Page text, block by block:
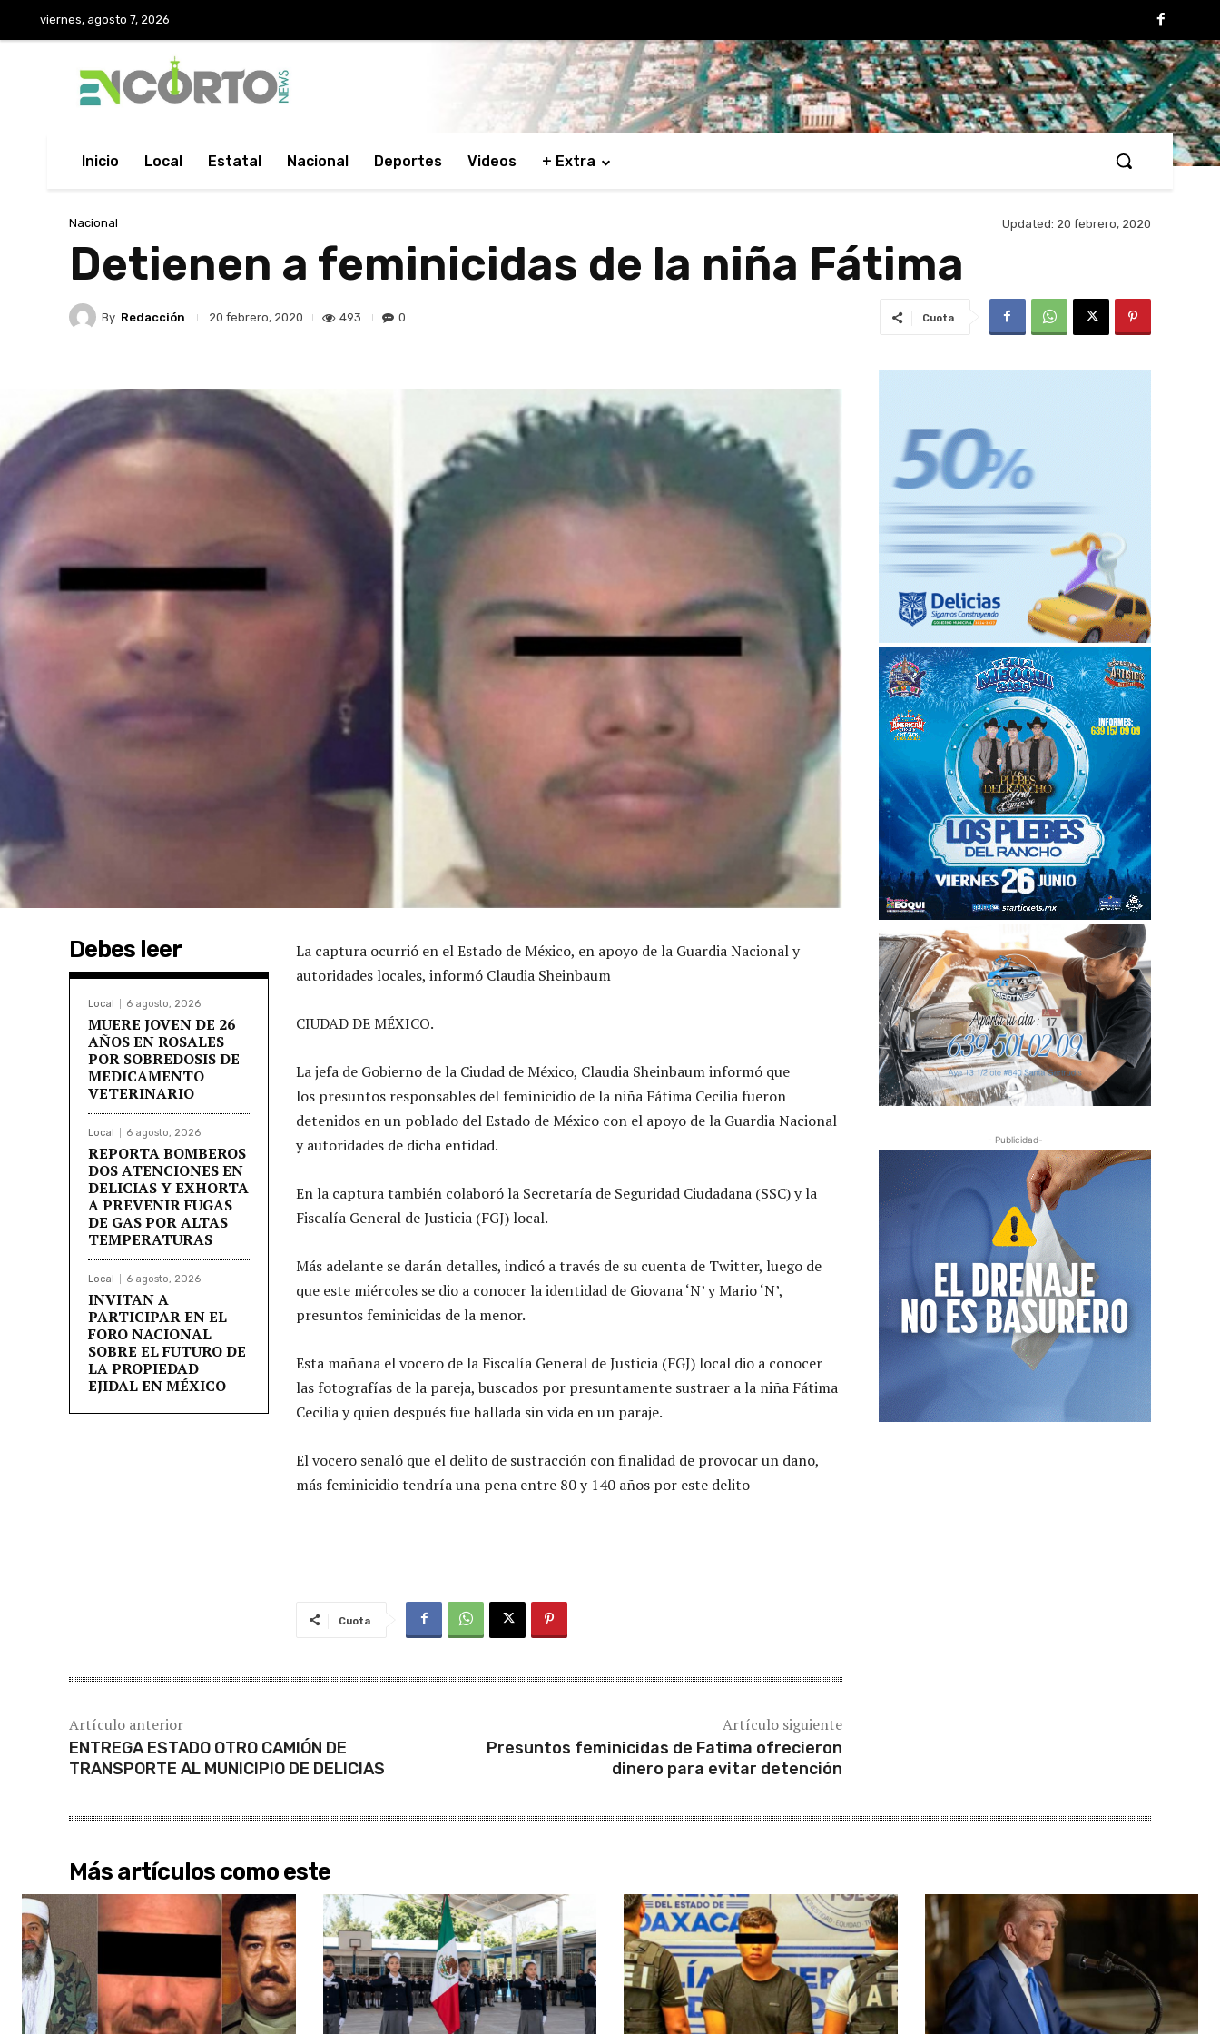
viernes, agosto 7, 2026
Inicio Local Estatal Nacional Deportes Videos + Extra
Nacional Updated: 20 febrero, 2020
Detienen a feminicidas de la niña Fátima
By Redacción 20 febrero, 2020 493 0 Cuota
Debes leer
Local 6 agosto, 2026
MUERE JOVEN DE 26
AÑOS EN ROSALES
POR SOBREDOSIS DE
MEDICAMENTO
VETERINARIO
Local 6 agosto, 2026
REPORTA BOMBEROS
DOS ATENCIONES EN
DELICIAS Y EXHORTA
A PREVENIR FUGAS
DE GAS POR ALTAS
TEMPERATURAS
Local 6 agosto, 2026
INVITAN A
PARTICIPAR EN EL
FORO NACIONAL
SOBRE EL FUTURO DE
LA PROPIEDAD
EJIDAL EN MÉXICO
La captura ocurrió en el Estado de México, en apoyo de la Guardia Nacional y
autoridades locales, informó Claudia Sheinbaum
CIUDAD DE MÉXICO.
La jefa de Gobierno de la Ciudad de México, Claudia Sheinbaum informó que
los presuntos responsables del feminicidio de la niña Fátima Cecilia fueron
detenidos en un poblado del Estado de México con el apoyo de la Guardia Nacional
y autoridades de dicha entidad.
En la captura también colaboró la Secretaría de Seguridad Ciudadana (SSC) y la
Fiscalía General de Justicia (FGJ) local.
Más adelante se darán detalles, indicó a través de su cuenta de Twitter, luego de
que este miércoles se dio a conocer la identidad de Giovana ‘N’ y Mario ‘N’,
presuntos feminicidas de la menor.
Esta mañana el vocero de la Fiscalía General de Justicia (FGJ) local dio a conocer
las fotografías de la pareja, buscados por presuntamente sustraer a la niña Fátima
Cecilia y quien después fue hallada sin vida en un paraje.
El vocero señaló que el delito de sustracción con finalidad de provocar un daño,
más feminicidio tendría una pena entre 80 y 140 años por este delito
Cuota
Artículo anterior
ENTREGA ESTADO OTRO CAMIÓN DE
TRANSPORTE AL MUNICIPIO DE DELICIAS
Artículo siguiente
Presuntos feminicidas de Fatima ofrecieron
dinero para evitar detención
- Publicidad-
Más artículos como este